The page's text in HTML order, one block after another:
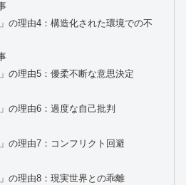
の理由4：構造化された環境での不
の理由5：優柔不断な意思決定
の理由6：過度な自己批判
の理由7：コンフリクト回避
の理由8：現実世界との乖離